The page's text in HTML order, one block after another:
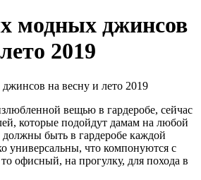
модных джинсов
2019
вещью в гардеробе, сейчас
которые подойдут дамам на любой
быть в гардеробе каждой
универсальны, что компонуются с
офисный, на прогулку, для похода в